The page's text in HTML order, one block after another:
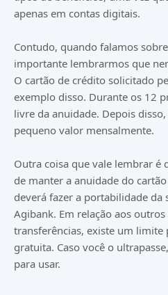
apenas em contas digitais.
Contudo, quando falamos
importante lembrarmos que
O cartão de crédito solicitado
exemplo disso. Durante os 12
livre da anuidade. Depois
pequeno valor mensalmente.
Outra coisa que vale lembrar é
de manter a anuidade do
deverá fazer a portabilidade da
Agibank. Em relação aos
transferências, existe um limite
gratuita. Caso você o
para usar.